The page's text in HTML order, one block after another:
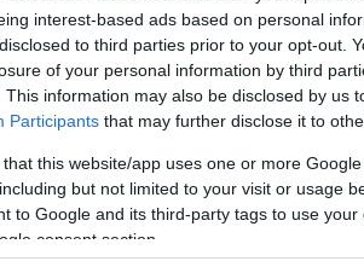
interest-based ads based on personal
to third parties prior to your opt-out.
of your personal information by third
This information may also be disclosed by us
Participants that may further disclose it to
that this website/app uses one or more
but not limited to your visit or usage
to Google and its third-party tags to use
consent section.
ομολόγησαν άλλες επτά
εισαγγελέα, ενώ δύο γυναίκες
αποκάλυψαν και την
στον οποίο πωλούσαν
να συλληφθεί και
της Ασφάλειας.